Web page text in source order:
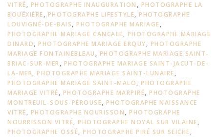
VITRÉ, PHOTOGRAPHE INAUGURATION , PHOTOGRAPHE LA
BOUËXIÈRE, PHOTOGRAPHE LIFESTYLE, PHOTOGRAPHE
LOUVIGNÉ-DE-BAIS, PHOTOGRAPHE MARIAGE,
PHOTOGRAPHE MARIAGE CANCALE, PHOTOGRAPHE MARIAGE
DINARD, PHOTOGRAPHE MARIAGE ERQUY, PHOTOGRAPHE
MARIAGE FONTAINEBLEAU , PHOTOGRAPHE MARIAGE SAINT-
BRIAC-SUR-MER, PHOTOGRAPHE MARIAGE SAINT-JACUT-DE-
LA-MER, PHOTOGRAPHE MARIAGE SAINT-LUNAIRE,
PHOTOGRAPHE MARIAGE SAINT-MALO, PHOTOGRAPHE
MARIAGE VITRÉ, PHOTOGRAPHE MARPIRÉ, PHOTOGRAPHE
MONTREUIL-SOUS-PÉROUSE, PHOTOGRAPHE NAISSANCE
VITRÉ, PHOTOGRAPHE NOURISSON, PHOTOGRAPHE
NOURRISSON VITRÉ, PHOTOGRAPHE NOYAL SUR VILAINE,
PHOTOGRAPHE OSSÉ, PHOTOGRAPHE PIRÉ SUR SEICHE,